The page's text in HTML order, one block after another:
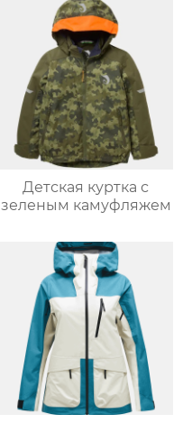
Детская куртка с
зеленым камуфляжем